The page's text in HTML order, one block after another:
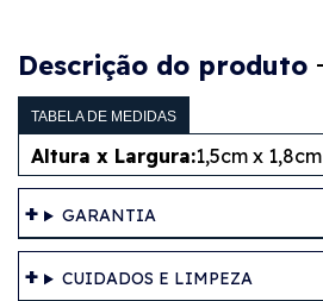
Descrição do produto
TABELA DE MEDIDAS
Altura x Largura:1,5cm x 1,8cm
GARANTIA
CUIDADOS E LIMPEZA